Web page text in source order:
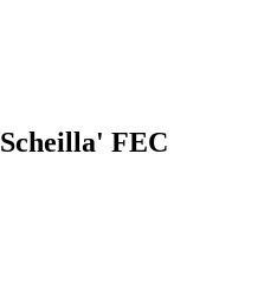
FEC